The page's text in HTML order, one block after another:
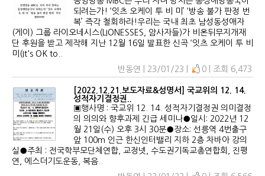
되려는가! ‘잇츠 오케이 투 비 미’ ‘방송 불가 판정 번
복’ 즉각 철회하라!우리는 국내 최초 남성동성애자
(게이) 그룹 라이오네시스(LIONESSES, 암사자들)가 비온뒤무지개재
단 후원을 받고 제작해 지난 12월 16일 발표한 신곡 ‘잇츠 오케이 투 비
미(It's OK to..
반동연 | 23/01/23 |
0 | 조회 6,473
[2022.12.21.보도자료&성명서] 국교위의 12. 14.
성적자기결정권..
▣행사명 : 국교위 12. 14. 성적자기결정권 의미결정
의 의의와 향후과제 긴급 세미나●일시: 2022년 12
월 21일(수) 오후 3시 30분●장소: 선릉역 4번출구
앞 100m 인근 한신인터밸리 지하 2층 차바아 강의
실●주최 : 전국학부모단체연합, 교정넷, 수도권기독교총연합회, 진평
연, 에스더기도운동, 복음..